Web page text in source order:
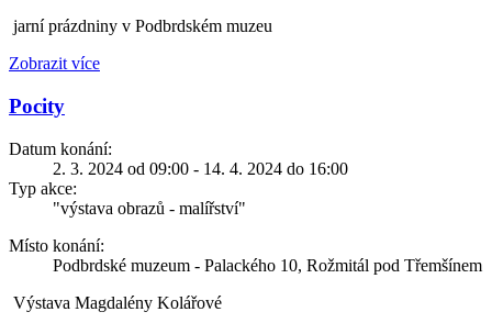
jarní prázdniny v Podbrdském muzeu
Zobrazit více
Pocity
Datum konání:
2. 3. 2024 od 09:00 - 14. 4. 2024 do 16:00
Typ akce:
"výstava obrazů - malířství"
Místo konání:
Podbrdské muzeum - Palackého 10, Rožmitál pod Třemšínem
Výstava Magdalény Kolářové